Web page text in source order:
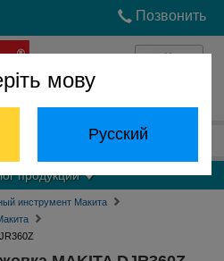
мову
Русский
Позвонить
Войти
(068) 824-24-24
продукции
инструмент Макита